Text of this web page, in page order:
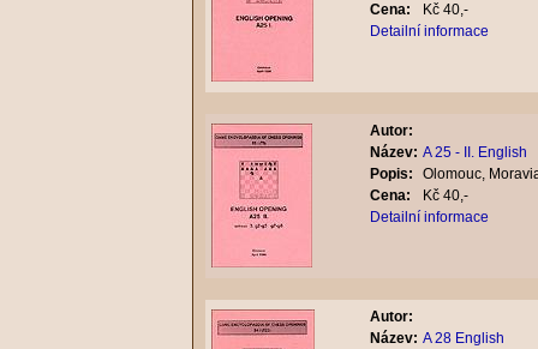
Cena:
Kč 40,-
Detailní informace
Autor:
Název: A 25 - II. English
Popis:
Olomouc,
Cena:
Kč 40,-
Detailní informace
Autor:
Název: A 28 English